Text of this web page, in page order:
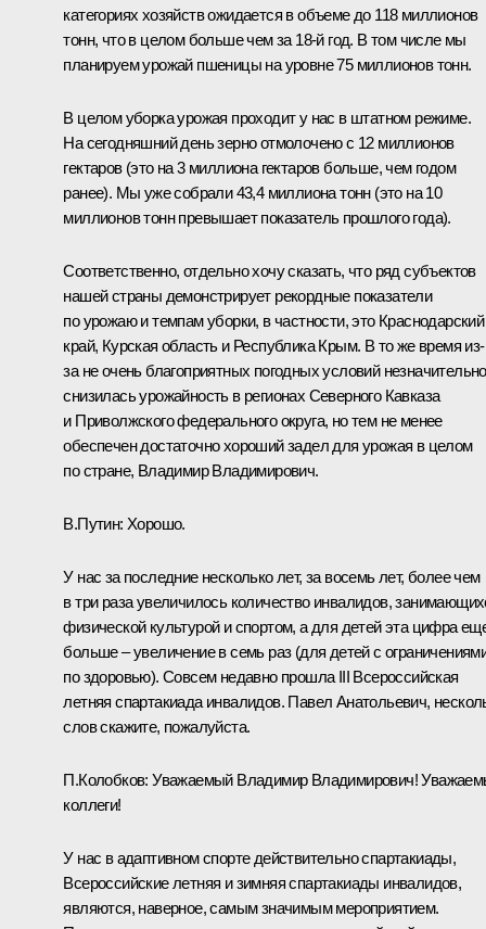
категориях хозяйств ожидается в объеме до 118 миллионов
тонн, что в целом больше чем за 18-й год. В том числе мы
планируем урожай пшеницы на уровне 75 миллионов тонн.
В целом уборка урожая проходит у нас в штатном режиме.
На сегодняшний день зерно отмолочено с 12 миллионов
гектаров (это на 3 миллиона гектаров больше, чем годом
ранее). Мы уже собрали 43,4 миллиона тонн (это на 10
миллионов тонн превышает показатель прошлого года).
Соответственно, отдельно хочу сказать, что ряд субъектов
нашей страны демонстрирует рекордные показатели
по урожаю и темпам уборки, в частности, это Краснодарский
край, Курская область и Республика Крым. В то же время из-
за не очень благоприятных погодных условий незначительно
снизилась урожайность в регионах Северного Кавказа
и Приволжского федерального округа, но тем не менее
обеспечен достаточно хороший задел для урожая в целом
по стране, Владимир Владимирович.
В.Путин: Хорошо.
У нас за последние несколько лет, за восемь лет, более чем
в три раза увеличилось количество инвалидов,
физической культурой и спортом, а для детей эта цифра
больше – увеличение в семь раз (для детей с
по здоровью). Совсем недавно прошла III Всероссийская
летняя спартакиада инвалидов. Павел Анатольевич,
слов скажите, пожалуйста.
П.Колобков: Уважаемый Владимир Владимирович!
коллеги!
У нас в адаптивном спорте действительно спартакиады,
Всероссийские летняя и зимняя спартакиады инвалидов,
являются, наверное, самым значимым мероприятием.